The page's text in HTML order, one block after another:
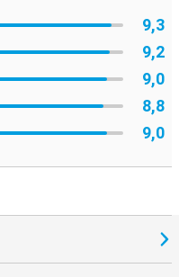
9,3
9,2
9,0
8,8
9,0